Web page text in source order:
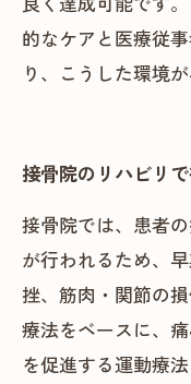
的なケアと医療従
り、こうした環境
接骨院のリハビリ
接骨院では、患者
が行われるため、
挫、筋肉・関節の
療法をベースに、
を促進する運動療